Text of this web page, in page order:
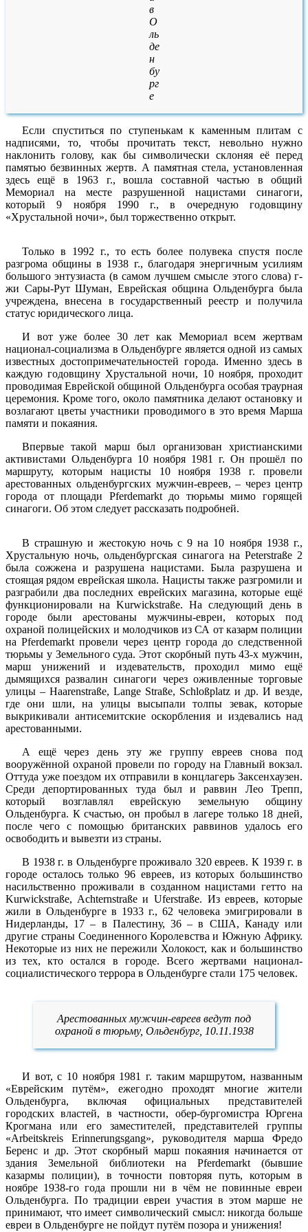
в
О
ль
де
н
бу
рг
е
Если спуститься по ступенькам к каменным плитам с
надписями, то, чтобы прочитать текст, невольно нужно
наклонить голову, как бы символически склоняя её перед
памятью безвинных жертв. А памятная стела, установленная
здесь ещё в 1963 г., вошла составной частью в общий
Мемориал на месте разрушенной нацистами синагоги,
который 9 ноября 1990 г., в очередную годовщину
«Хрустальной ночи», был торжественно открыт.
Только в 1992 г., то есть более полувека спустя после
разгрома общины в 1938 г., благодаря энергичным усилиям
большого энтузиаста (в самом лучшем смысле этого слова) г-
жи Сары-Рут Шуман, Еврейская община Ольденбурга была
учреждена, внесена в государственный реестр и получила
статус юридического лица.
И вот уже более 30 лет как Мемориал всем жертвам
национал-социализма в Ольденбурге является одной из самых
известных достопримечательностей города. Именно здесь в
каждую годовщину Хрустальной ночи, 10 ноября, проходит
проводимая Еврейской общиной Ольденбурга особая траурная
церемония. Кроме того, около памятника делают остановку и
возлагают цветы участники проводимого в это время Марша
памяти и покаяния.
Впервые такой марш был организован христианскими
активистами Ольденбурга 10 ноября 1981 г. Он прошёл по
маршруту, которым нацисты 10 ноября 1938 г. провели
арестованных ольденбургских мужчин-евреев, – через центр
города от площади Pferdemarkt до тюрьмы мимо горящей
синагоги. Об этом следует рассказать подробней.
В страшную и жестокую ночь с 9 на 10 ноября 1938 г.,
Хрустальную ночь, ольденбургская синагога на Peterstraße 2
была сожжена и разрушена нацистами. Была разрушена и
стоящая рядом еврейская школа. Нацисты также разгромили и
разграбили два последних еврейских магазина, которые ещё
функционировали на Kurwickstraße. На следующий день в
городе были арестованы мужчины-евреи, которых под
охраной полицейских и молодчиков из СА от казарм полиции
на Pferdemarkt провели через центр города до следственной
тюрьмы у Земельного суда. Этот скорбный путь 43-х мужчин,
марш унижений и издевательств, проходил мимо ещё
дымящихся развалин синагоги через оживленные торговые
улицы – Haarenstraße, Lange Straße, Schloßplatz и др. И везде,
где они шли, на улицы высыпали толпы зевак, которые
выкрикивали антисемитские оскорбления и издевались над
арестованными.
А ещё через день эту же группу евреев снова под
вооружённой охраной провели по городу на Главный вокзал.
Оттуда уже поездом их отправили в концлагерь Заксенхаузен.
Среди депортированных туда был и раввин Лео Трепп,
который возглавлял еврейскую земельную общину
Ольденбурга. К счастью, он пробыл в лагере только 18 дней,
после чего с помощью британских раввинов удалось его
освободить и вывезти из страны.
В 1938 г. в Ольденбурге проживало 320 евреев. К 1939 г. в
городе осталось только 96 евреев, из которых большинство
насильственно проживали в созданном нацистами гетто на
Kurwickstraße, Achternstraße и Uferstraße. Из евреев, которые
жили в Ольденбурге в 1933 г., 62 человека эмигрировали в
Нидерланды, 17 – в Палестину, 36 – в США, Канаду или
другие страны Соединенного Королевства и Южную Африку.
Некоторые из них не пережили Холокост, как и большинство
из тех, кто остался в городе. Всего жертвами национал-
социалистического террора в Ольденбурге стали 175 человек.
Арестованных мужчин-евреев ведут под
охраной в тюрьму, Ольденбург, 10.11.1938
И вот, с 10 ноября 1981 г. таким маршрутом, названным
«Еврейским путём», ежегодно проходят многие жители
Ольденбурга, включая официальных представителей
городских властей, в частности, обер-бургомистра Юргена
Крогмана или его заместителей, представителей группы
«Arbeitskreis Erinnerungsgang», руководителя марша Фредо
Беренс и др. Этот скорбный марш покаяния начинается от
здания Земельной библиотеки на Pferdemarkt (бывшие
казармы полиции), в точности повторяя путь, которым в
ноябре 1938-го года прошли ни в чём не повинные евреи
Ольденбурга. По традиции евреи участия в этом марше не
принимают, что имеет символический смысл: никогда больше
евреи в Ольденбурге не пойдут путём позора и унижения!